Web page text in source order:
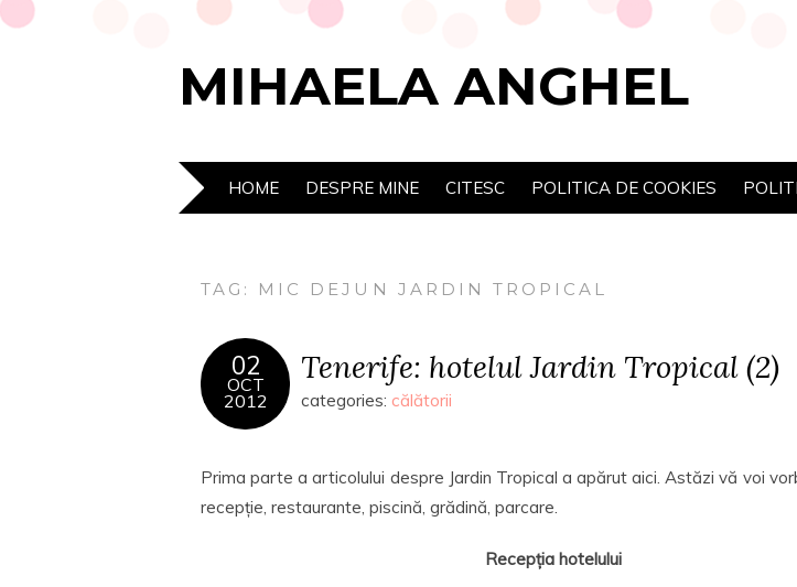
MIHAELA ANGHEL
HOME DESPRE MINE CITESC POLITICA DE COOKIES
TAG: MIC DEJUN JARDIN TROPICAL
02
OCT
2012
Tenerife: hotelul Jardin Tropical (2)
categories: călătorii
Prima parte a articolului despre Jardin Tropical a apărut aici. Astăzi vă voi
recepție, restaurante, piscină, grădină, parcare.
Recepția hotelului